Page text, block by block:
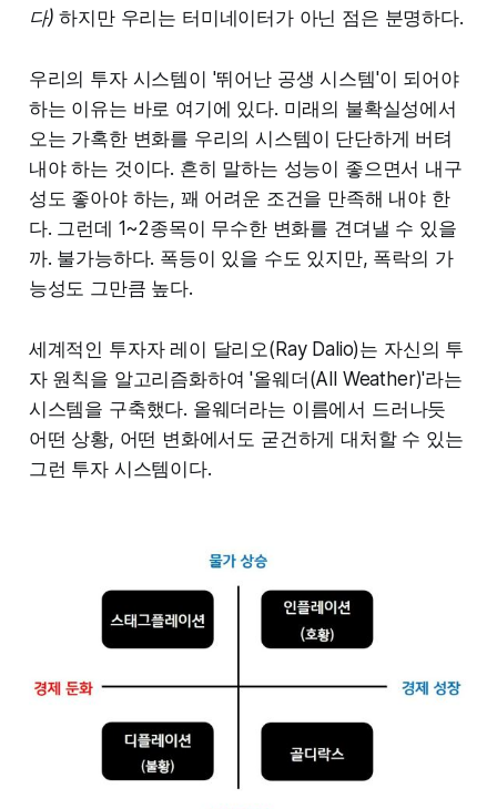
다) 하지만 우리는 터미네이터가 아닌 점은 분명하다.
우리의 투자 시스템이 '뛰어난 공생 시스템'이 되어야
하는 이유는 바로 여기에 있다. 미래의 불확실성에서
오는 가혹한 변화를 우리의 시스템이 단단하게 버텨
내야 하는 것이다. 흔히 말하는 성능이 좋으면서 내구
성도 좋아야 하는, 꽤 어려운 조건을 만족해 내야 한
다. 그런데 1~2종목이 무수한 변화를 견뎌낼 수 있을
까. 불가능하다. 폭등이 있을 수도 있지만, 폭락의 가
능성도 그만큼 높다.
세계적인 투자자 레이 달리오(Ray Dalio)는 자신의 투
자 원칙을 알고리즘화하여 '올웨더(All Weather)'라는
시스템을 구축했다. 올웨더라는 이름에서 드러나듯
어떤 상황, 어떤 변화에서도 굳건하게 대처할 수 있는
그런 투자 시스템이다.